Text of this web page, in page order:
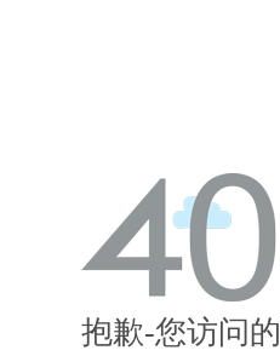
抱歉-您访问